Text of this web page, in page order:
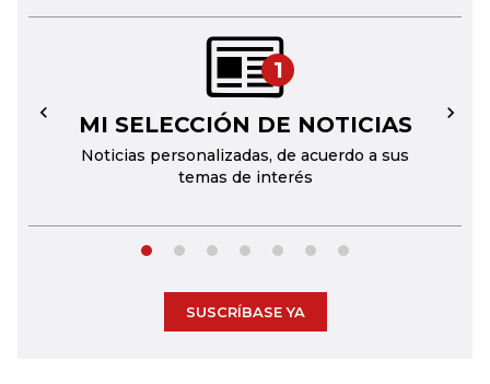
1
MI SELECCIÓN DE NOTICIAS
Noticias personalizadas, de acuerdo a sus
temas de interés
← →
SUSCRÍBASE YA